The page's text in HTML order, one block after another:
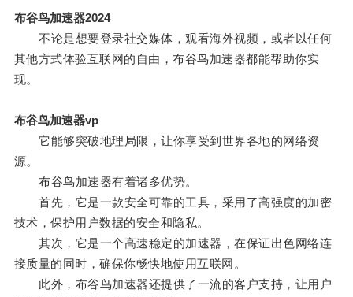
布谷鸟加速器2024
不论是想要登录社交媒体，观看海外视频，或者以任何
其他方式体验互联网的自由，布谷鸟加速器都能帮助你实
现。
布谷鸟加速器vp
它能够突破地理局限，让你享受到世界各地的网络资
源。
布谷鸟加速器有着诸多优势。
首先，它是一款安全可靠的工具，采用了高强度的加密
技术，保护用户数据的安全和隐私。
其次，它是一个高速稳定的加速器，在保证出色网络连
接质量的同时，确保你畅快地使用互联网。
此外，布谷鸟加速器还提供了一流的客户支持，让用户